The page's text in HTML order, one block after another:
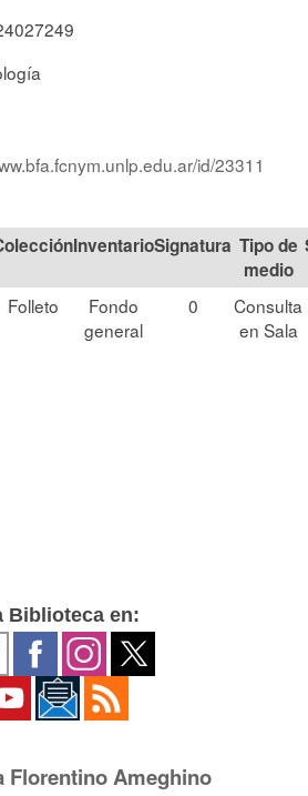
id/23311
Signatura Tipo de
medio
Folleto
Fondo
general
0
Consulta
en Sala
Biblioteca en:
Florentino Ameghino